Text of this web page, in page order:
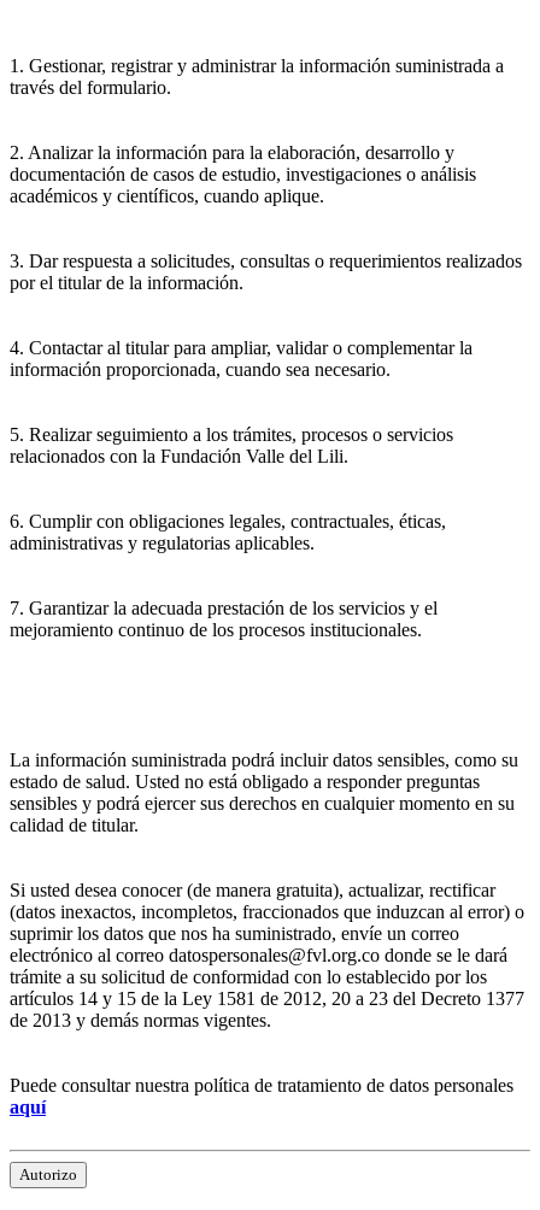
1. Gestionar, registrar y administrar la información suministrada a
través del formulario.
2. Analizar la información para la elaboración, desarrollo y
documentación de casos de estudio, investigaciones o análisis
académicos y científicos, cuando aplique.
3. Dar respuesta a solicitudes, consultas o requerimientos realizados
por el titular de la información.
4. Contactar al titular para ampliar, validar o complementar la
información proporcionada, cuando sea necesario.
5. Realizar seguimiento a los trámites, procesos o servicios
relacionados con la Fundación Valle del Lili.
6. Cumplir con obligaciones legales, contractuales, éticas,
administrativas y regulatorias aplicables.
7. Garantizar la adecuada prestación de los servicios y el
mejoramiento continuo de los procesos institucionales.
La información suministrada podrá incluir datos sensibles, como su
estado de salud. Usted no está obligado a responder preguntas
sensibles y podrá ejercer sus derechos en cualquier momento en su
calidad de titular.
Si usted desea conocer (de manera gratuita), actualizar, rectificar
(datos inexactos, incompletos, fraccionados que induzcan al error) o
suprimir los datos que nos ha suministrado, envíe un correo
electrónico al correo datospersonales@fvl.org.co donde se le dará
trámite a su solicitud de conformidad con lo establecido por los
artículos 14 y 15 de la Ley 1581 de 2012, 20 a 23 del Decreto 1377
de 2013 y demás normas vigentes.
Puede consultar nuestra política de tratamiento de datos personales
aquí
Autorizo